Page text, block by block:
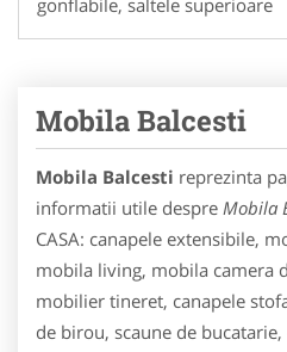
Mobila Balcesti
Mobila Balcesti reprezinta
informatii utile despre Mobila
CASA: canapele extensibile,
mobila living, mobila camera
mobilier tineret, canapele
de birou, scaune de